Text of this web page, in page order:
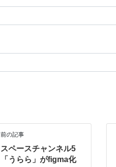
前の記事
スペースチャンネル5
「うらら」がfigma化